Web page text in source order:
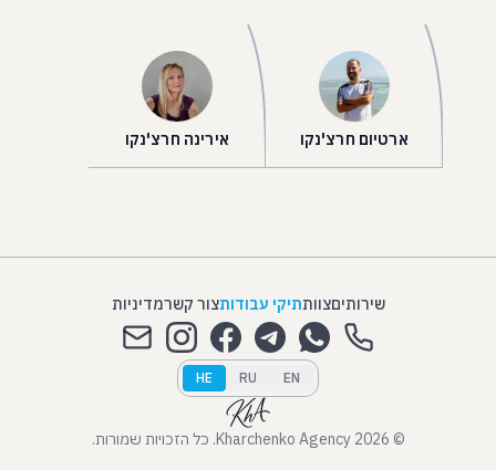
ארטיום חרצ'נקו אירינה חרצ'נקו
שירותיםצוותתיקי עבודותצור קשרמדיניות
© 2026 Kharchenko Agency. כל הזכויות שמורות.
EN
RU
HE